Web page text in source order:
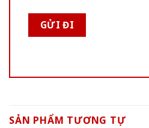
SẢN PHẨM TƯƠNG TỰ